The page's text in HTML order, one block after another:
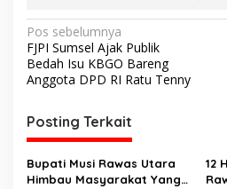
N
a
v
i
g
a
Pos sebelumnya
FJPI Sumsel Ajak Publik
Bedah Isu KBGO Bareng
Anggota DPD RI Ratu Tenny
Posting Terkait
Bupati Musi Rawas Utara
Himbau Masyarakat Yang
12